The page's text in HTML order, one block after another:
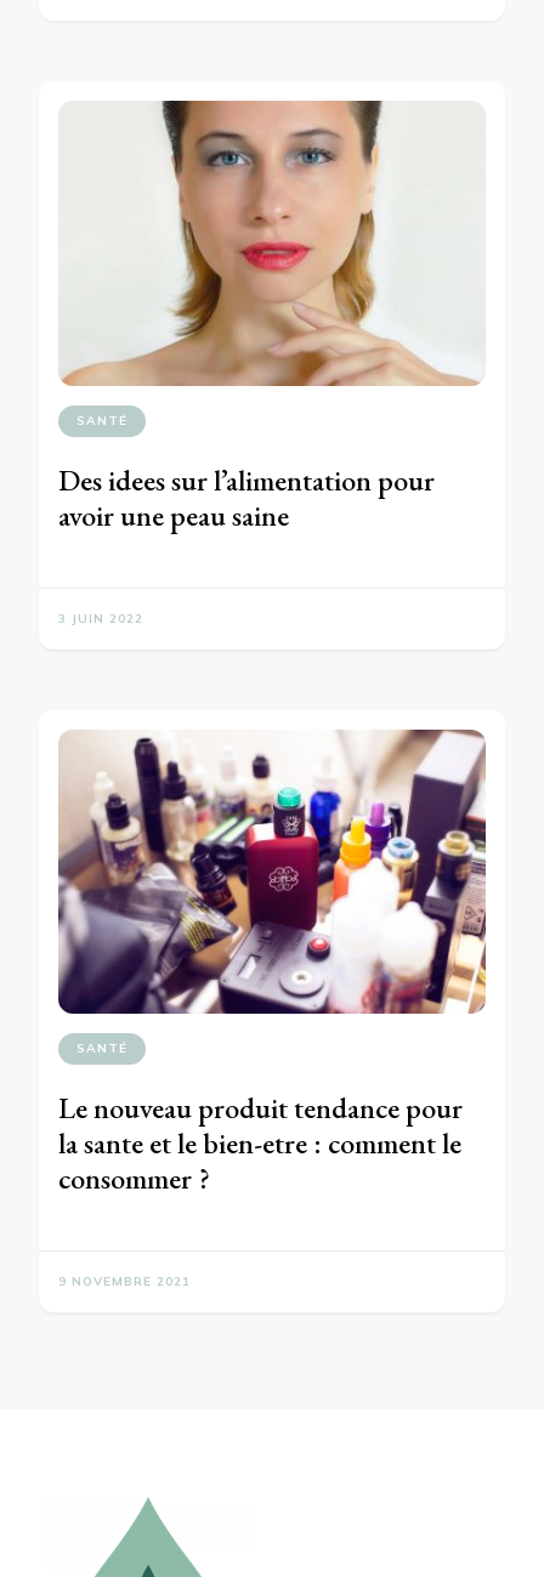
SANTÉ
Des idees sur l’alimentation pour
avoir une peau saine
3 JUIN 2022
SANTÉ
Le nouveau produit tendance pour
la sante et le bien-etre : comment le
consommer ?
9 NOVEMBRE 2021